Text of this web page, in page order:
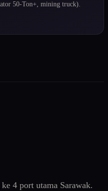
50-Ton+, mining truck).
4 port utama Sarawak.